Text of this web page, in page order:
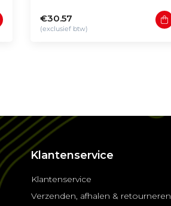
€30.57
(exclusief btw)
Klantenservice
Klantenservice
Verzenden, afhalen & retourneren